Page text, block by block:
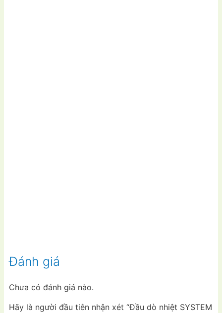
Đánh giá
Chưa có đánh giá nào.
Hãy là người đầu tiên nhận xét “Đầu dò nhiệt SYSTEM